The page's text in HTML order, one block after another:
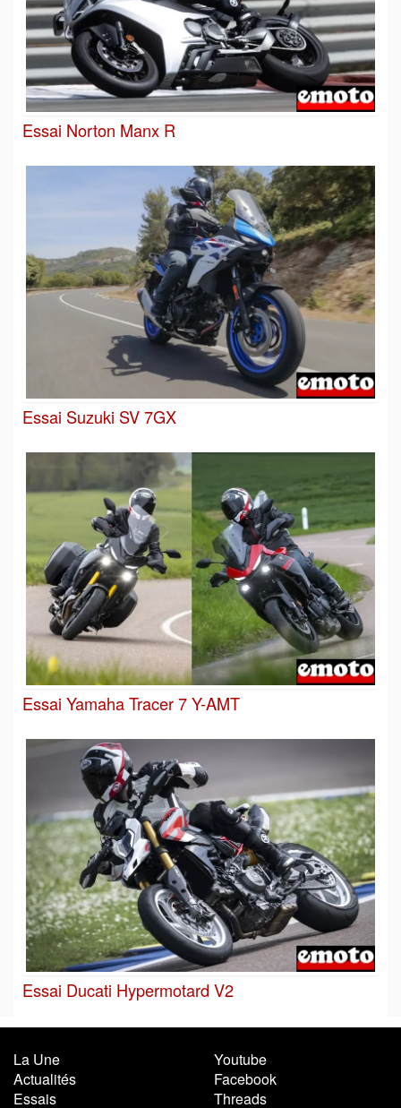
Essai Norton Manx R
Essai Suzuki SV 7GX
Essai Yamaha Tracer 7 Y-AMT
Essai Ducati Hypermotard V2
La Une
Actualités
Essais
Youtube
Facebook
Threads